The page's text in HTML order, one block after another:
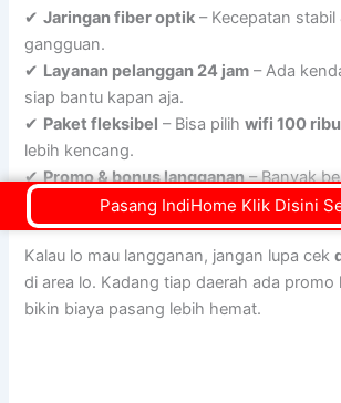
✔Jaringan fiber optik – Kecepatan stabil
gangguan.
✔ Layanan pelanggan 24 jam – Ada
siap bantu kapan aja.
✔ Paket fleksibel – Bisa pilihwifi 100
lebih kencang.
✔Promo & bonus langganan– Banyak
kayak Netflix & Disney+ Hotstar!
Kalau lo mau langganan, jangan lupa cek
di area lo. Kadang tiap daerah ada promo
bikin biaya pasang lebih hemat.
Pasang IndiHome Klik Disini